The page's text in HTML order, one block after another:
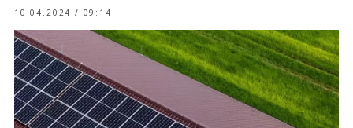
10.04.2024 / 09:14